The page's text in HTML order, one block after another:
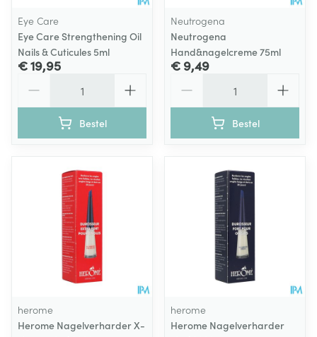
Eye Care
Eye Care Strengthening Oil
Nails & Cuticules 5ml
€ 19,95
Bestel
Neutrogena
Neutrogena
Hand&nagelcreme 75ml
€ 9,49
Bestel
herome
Herome Nagelverharder X-
herome
Herome Nagelverharder